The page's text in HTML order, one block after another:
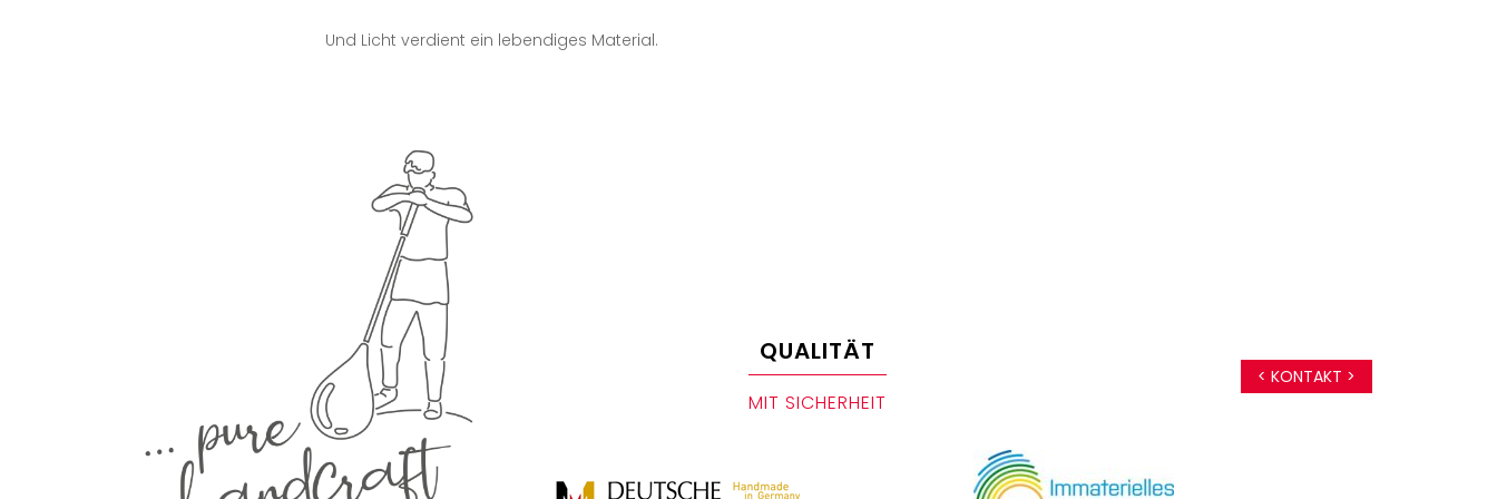
Und Licht verdient ein lebendiges Material.
QUALITÄT
MIT SICHERHEIT
< KONTAKT >